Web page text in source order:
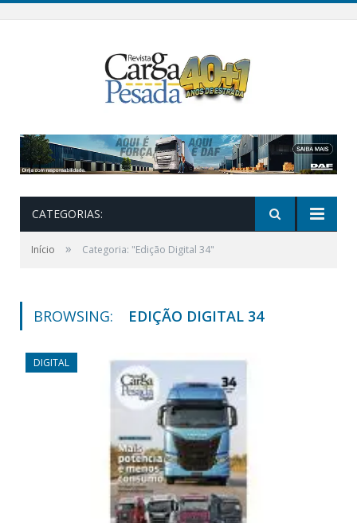
CATEGORIAS:
Início » Categoria: "Edição Digital 34"
BROWSING: EDIÇÃO DIGITAL 34
DIGITAL